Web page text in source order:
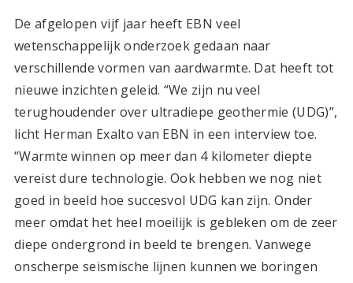
De afgelopen vijf jaar heeft EBN veel
wetenschappelijk onderzoek gedaan naar
verschillende vormen van aardwarmte. Dat heeft tot
nieuwe inzichten geleid. “We zijn nu veel
terughoudender over ultradiepe geothermie (UDG)”,
licht Herman Exalto van EBN in een interview toe.
“Warmte winnen op meer dan 4 kilometer diepte
vereist dure technologie. Ook hebben we nog niet
goed in beeld hoe succesvol UDG kan zijn. Onder
meer omdat het heel moeilijk is gebleken om de zeer
diepe ondergrond in beeld te brengen. Vanwege
onscherpe seismische lijnen kunnen we boringen